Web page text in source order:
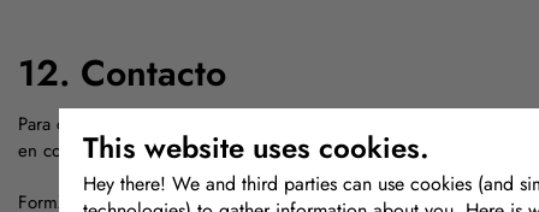
This website uses cookies.
Hey there! We and third parties can use cookies (and
12. Contacto
Para cualquier consulta relacionada con este descargo de
en contacto con:
FormX
www.formx.euCorreo electrónico:info@formx.nl